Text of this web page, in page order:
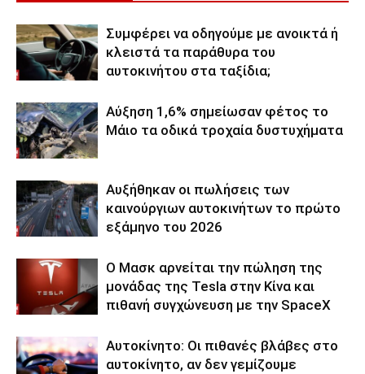
Συμφέρει να οδηγούμε με ανοικτά ή
κλειστά τα παράθυρα του
αυτοκινήτου στα ταξίδια;
Αύξηση 1,6% σημείωσαν φέτος το
Μάιο τα οδικά τροχαία δυστυχήματα
Αυξήθηκαν οι πωλήσεις των
καινούργιων αυτοκινήτων το πρώτο
εξάμηνο του 2026
Ο Μασκ αρνείται την πώληση της
μονάδας της Tesla στην Κίνα και
πιθανή συγχώνευση με την SpaceX
Αυτοκίνητο: Οι πιθανές βλάβες στο
αυτοκίνητο, αν δεν γεμίζουμε